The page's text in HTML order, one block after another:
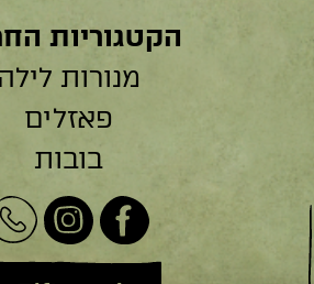
הקטגוריות
מנורות לילה
פאזלים
בובות